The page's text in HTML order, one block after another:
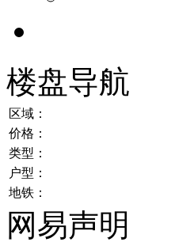
楼盘导航
区域：
价格：
类型：
户型：
地铁：
网易声明